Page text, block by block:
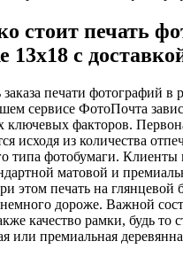
стоит печать
13х18 с
печати фотографий в
сервисе ФотоПочта
ключевых факторов.
исходя из количества
типа фотобумаги. Клиенты
матовой и
этом печать на глянцевой
немного дороже. Важной
качество рамки, будь то
или премиальная